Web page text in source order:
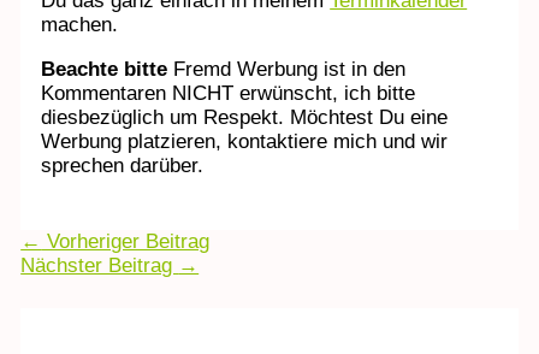
machen.
Beachte bitte Fremd Werbung ist in den
Kommentaren NICHT erwünscht, ich bitte
diesbezüglich um Respekt. Möchtest Du eine
Werbung platzieren, kontaktiere mich und wir
sprechen darüber.
← Vorheriger Beitrag
Nächster Beitrag →